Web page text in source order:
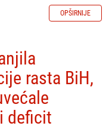
OPŠIRNIJE
rasta BiH,
deficit